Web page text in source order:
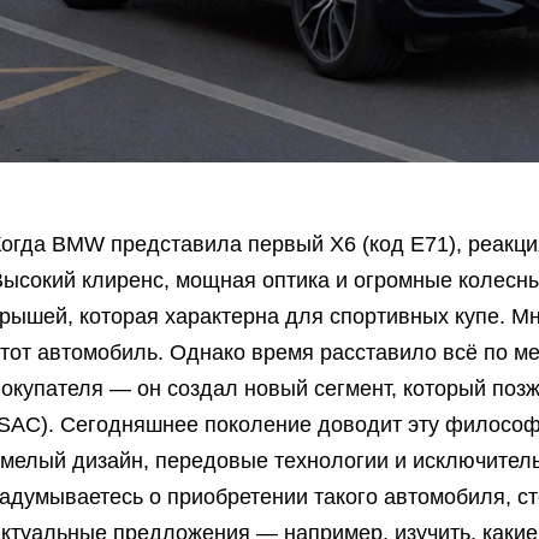
BMW представила первый X6 (код E71),
клиренс, мощная оптика и огромные
которая характерна для спортивных купе.
автомобиль. Однако время расставило всё по
— он создал новый сегмент, который
Сегодняшнее поколение доводит эту
дизайн, передовые технологии и
о приобретении такого автомобиля,
предложения — например, изучить,